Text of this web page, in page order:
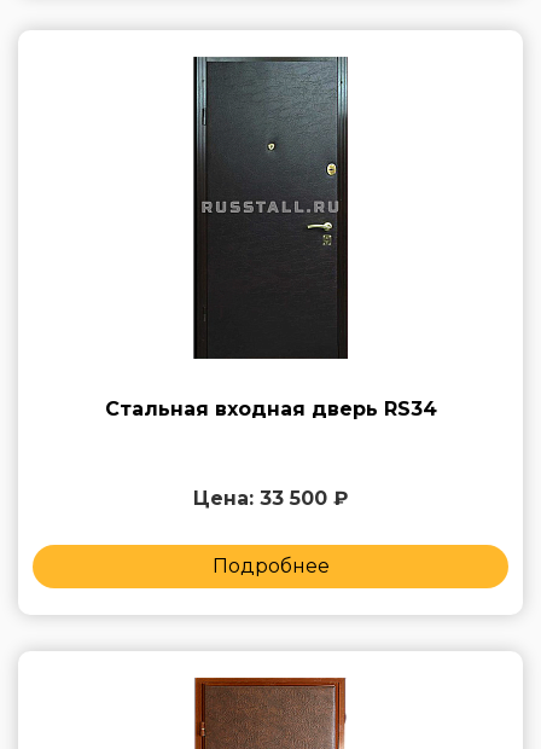
Стальная входная дверь RS34
Цена: 33 500 ₽
Подробнее